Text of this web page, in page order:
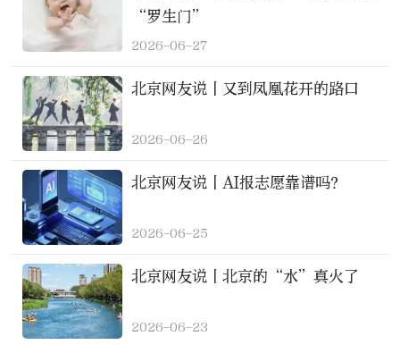
“罗生门”
2026-06-27
北京网友说丨又到凤凰花开的路口
2026-06-26
北京网友说丨AI报志愿靠谱吗？
2026-06-25
北京网友说丨北京的“水”真火了
2026-06-23